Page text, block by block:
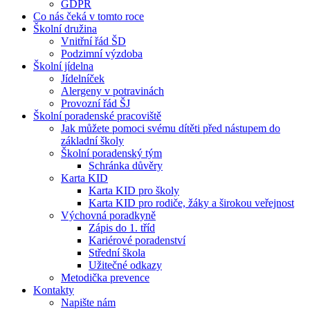
GDPR
Co nás čeká v tomto roce
Školní družina
Vnitřní řád ŠD
Podzimní výzdoba
Školní jídelna
Jídelníček
Alergeny v potravinách
Provozní řád ŠJ
Školní poradenské pracoviště
Jak můžete pomoci svému dítěti před nástupem do
základní školy
Školní poradenský tým
Schránka důvěry
Karta KID
Karta KID pro školy
Karta KID pro rodiče, žáky a širokou veřejnost
Výchovná poradkyně
Zápis do 1. tříd
Kariérové poradenství
Střední škola
Užitečné odkazy
Metodička prevence
Kontakty
Napište nám